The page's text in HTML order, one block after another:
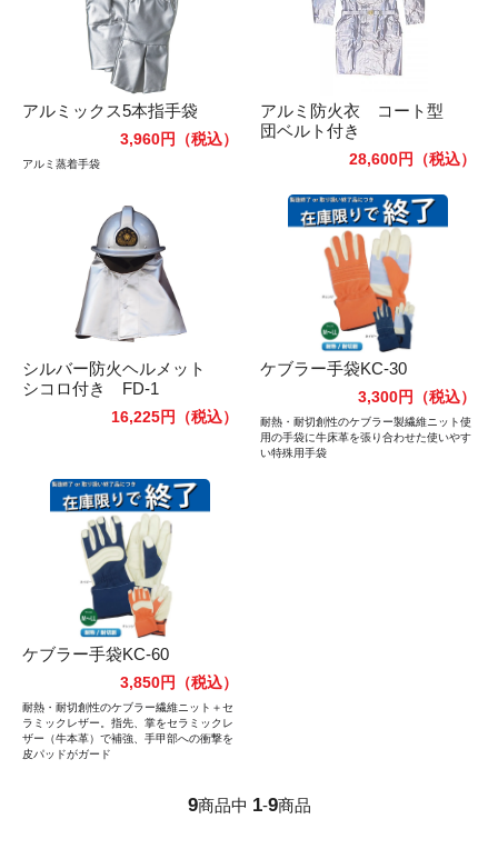
アルミックス5本指手袋
3,960円 （税込）
アルミ蒸着手袋
アルミ防火衣 コート型
団ベルト付き
28,600円 （税込）
シルバー防火ヘルメット
シコロ付き FD-1
16,225円 （税込）
ケブラー手袋KC-30
3,300円 （税込）
耐熱・耐切創性のケブラー製繊維ニット使
用の手袋に牛床革を張り合わせた使いやす
い特殊用手袋
ケブラー手袋KC-60
3,850円 （税込）
耐熱・耐切創性のケブラー繊維ニット＋セ
ラミックレザー。指先、掌をセラミックレ
ザー（牛本革）で補強、手甲部への衝撃を
皮パッドがガード
9商品中 1-9商品